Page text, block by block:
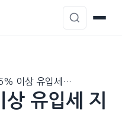
이상 유입세…
유입세 지